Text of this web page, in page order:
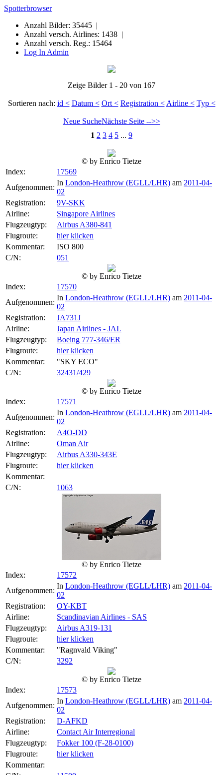
Spotterbrowser
Anzahl Bilder: 35445 |
Anzahl versch. Airlines: 1438 |
Anzahl versch. Reg.: 15464
Log In Admin
Zeige Bilder 1 - 20 von 167
Sortieren nach: id < Datum < Ort < Registration < Airline < Typ <
Neue SucheNächste Seite -->>
1 2 3 4 5 ... 9
© by Enrico Tietze
Index:
17569
Aufgenommen:
In London-Heathrow (EGLL/LHR) am 2011-04-
02
Registration:
9V-SKK
Airline:
Singapore Airlines
Flugzeugtyp:
Airbus A380-841
Flugroute:
hier klicken
Kommentar:
ISO 800
C/N:
051
© by Enrico Tietze
Index:
17570
Aufgenommen:
In London-Heathrow (EGLL/LHR) am 2011-04-
02
Registration:
JA731J
Airline:
Japan Airlines - JAL
Flugzeugtyp:
Boeing 777-346/ER
Flugroute:
hier klicken
Kommentar:
"SKY ECO"
C/N:
32431/429
© by Enrico Tietze
Index:
17571
Aufgenommen:
In London-Heathrow (EGLL/LHR) am 2011-04-
02
Registration:
A4O-DD
Airline:
Oman Air
Flugzeugtyp:
Airbus A330-343E
Flugroute:
hier klicken
Kommentar:
C/N:
1063
© by Enrico Tietze
Index:
17572
Aufgenommen:
In London-Heathrow (EGLL/LHR) am 2011-04-
02
Registration:
OY-KBT
Airline:
Scandinavian Airlines - SAS
Flugzeugtyp:
Airbus A319-131
Flugroute:
hier klicken
Kommentar:
"Ragnvald Viking"
C/N:
3292
© by Enrico Tietze
Index:
17573
Aufgenommen:
In London-Heathrow (EGLL/LHR) am 2011-04-
02
Registration:
D-AFKD
Airline:
Contact Air Interregional
Flugzeugtyp:
Fokker 100 (F-28-0100)
Flugroute:
hier klicken
Kommentar: